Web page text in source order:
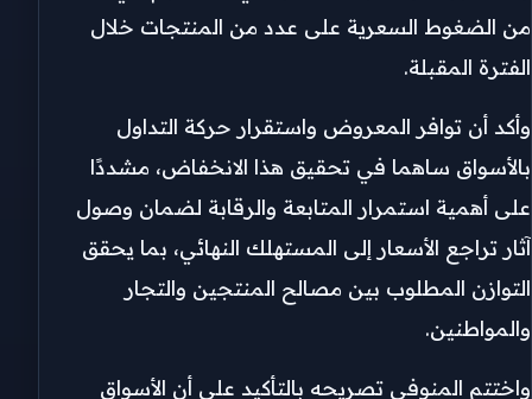
من الضغوط السعرية على عدد من المنتجات خلال
الفترة المقبلة.
وأكد أن توافر المعروض واستقرار حركة التداول
بالأسواق ساهما في تحقيق هذا الانخفاض، مشددًا
على أهمية استمرار المتابعة والرقابة لضمان وصول
آثار تراجع الأسعار إلى المستهلك النهائي، بما يحقق
التوازن المطلوب بين مصالح المنتجين والتجار
والمواطنين.
واختتم المنوفى تصريحه بالتأكيد على أن الأسواق